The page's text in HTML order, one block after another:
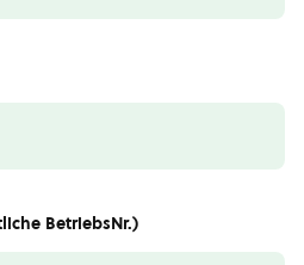
BetriebsNr.)